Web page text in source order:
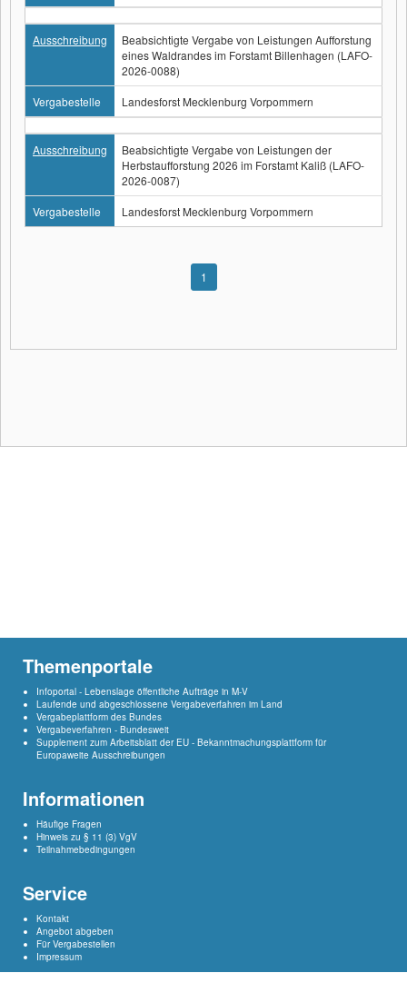
Ausschreibung
Beabsichtigte Vergabe von Leistungen Aufforstung
eines Waldrandes im Forstamt Billenhagen (LAFO-
2026-0088)
Vergabestelle
Landesforst Mecklenburg Vorpommern
Ausschreibung
Beabsichtigte Vergabe von Leistungen der
Herbstaufforstung 2026 im Forstamt Kaliß (LAFO-
2026-0087)
Vergabestelle
Landesforst Mecklenburg Vorpommern
1
Themenportale
Infoportal - Lebenslage öffentliche Aufträge in M-V
Laufende und abgeschlossene Vergabeverfahren im Land
Vergabeplattform des Bundes
Vergabeverfahren - Bundesweit
Supplement zum Arbeitsblatt der EU - Bekanntmachungsplattform für
Europaweite Ausschreibungen
Informationen
Häufige Fragen
Hinweis zu § 11 (3) VgV
Teilnahmebedingungen
Service
Kontakt
Angebot abgeben
Für Vergabestellen
Impressum